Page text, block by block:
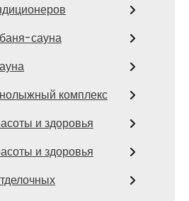
сауна
комплекс
и здоровья
и здоровья